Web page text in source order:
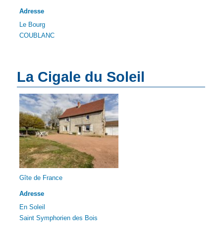
Adresse
Le Bourg
COUBLANC
La Cigale du Soleil
Gîte de France
Adresse
En Soleil
Saint Symphorien des Bois